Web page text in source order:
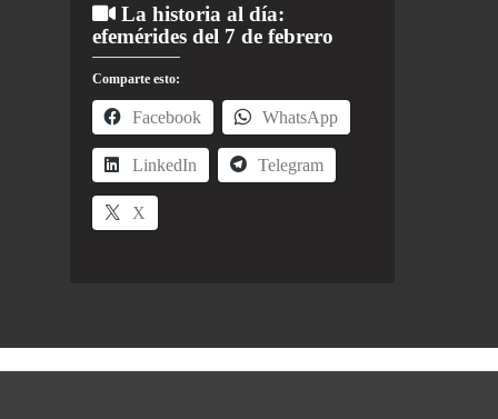
La historia al día:
efemérides del 7 de febrero
Comparte esto:
Facebook WhatsApp
LinkedIn Telegram
X